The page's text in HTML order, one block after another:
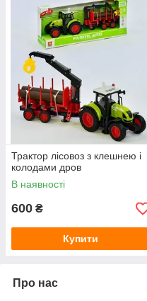
Трактор лісовоз з клешнею і
колодами дров
В наявності
600 ₴
Купити
Про нас